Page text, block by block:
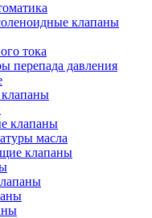
клапаны
тока
перепада давления
клапаны
масла
клапаны